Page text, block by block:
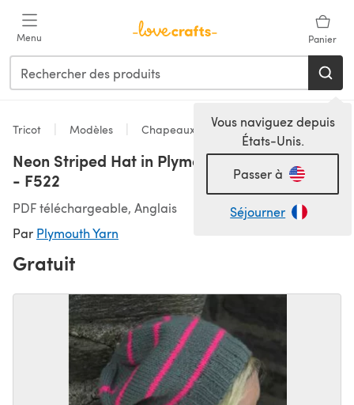
Menu Panier
Vous naviguez depuis
États-Unis.
Passer à
Séjourner
Tricot Modèles Chapeaux
Neon Striped Hat in Plymouth Encore Worsted
- F522
PDF téléchargeable, Anglais
Par Plymouth Yarn
Gratuit